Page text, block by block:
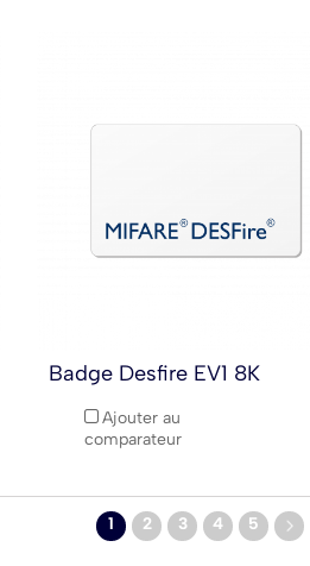
Badge Desfire EV1 8K
Ajouter au
comparateur
1 2 3 4 5